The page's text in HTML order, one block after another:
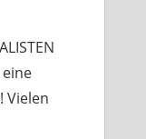
eine
Vielen